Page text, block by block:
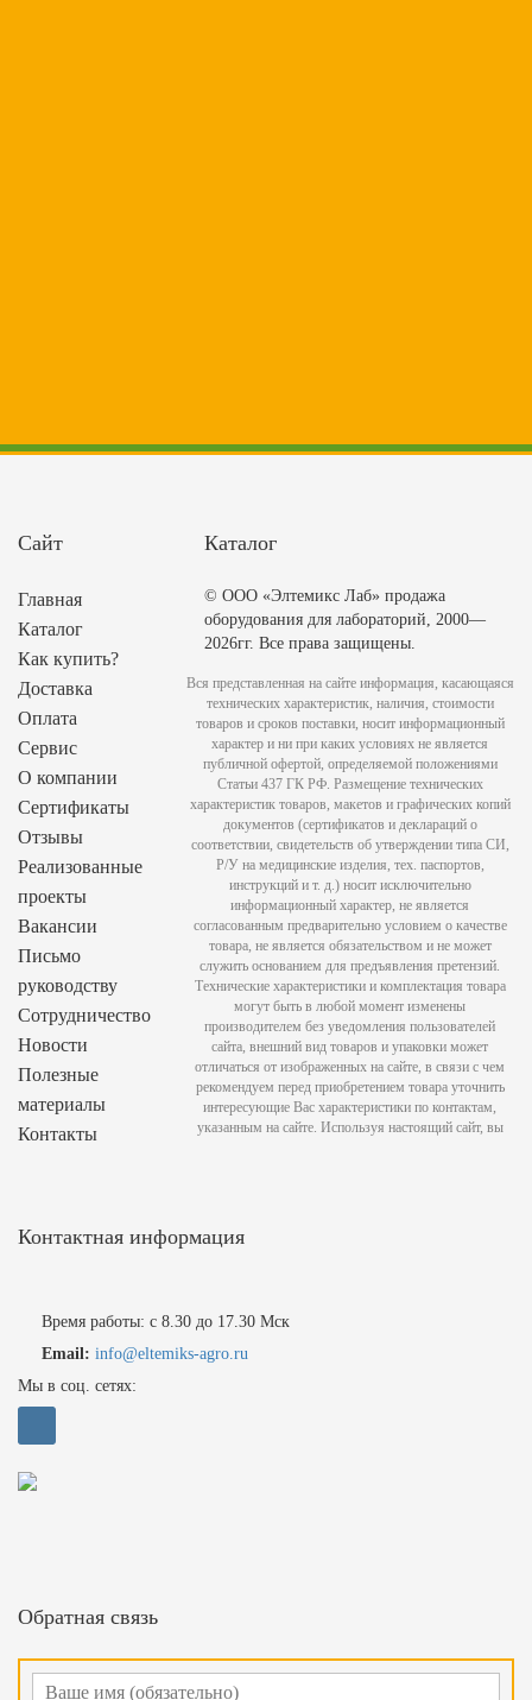
Сайт
Главная
Каталог
Как купить?
Доставка
Оплата
Сервис
О компании
Сертификаты
Отзывы
Реализованные
проекты
Вакансии
Письмо
руководству
Сотрудничество
Новости
Полезные
материалы
Контакты
Каталог
Контактная информация
Время работы: с 8.30 до 17.30 Мск
Email: info@eltemiks-agro.ru
Мы в соц. сетях:
Обратная связь
© ООО «Элтемикс Лаб» продажа
оборудования для лабораторий, 2000—
2026гг. Все права защищены.
Вся представленная на сайте информация, касающаяся
технических характеристик, наличия, стоимости
товаров и сроков поставки, носит информационный
характер и ни при каких условиях не является
публичной офертой, определяемой положениями
Статьи 437 ГК РФ. Размещение технических
характеристик товаров, макетов и графических копий
документов (сертификатов и деклараций о
соответствии, свидетельств об утверждении типа СИ,
Р/У на медицинские изделия, тех. паспортов,
инструкций и т. д.) носит исключительно
информационный характер, не является
согласованным предварительно условием о качестве
товара, не является обязательством и не может
служить основанием для предъявления претензий.
Технические характеристики и комплектация товара
могут быть в любой момент изменены
производителем без уведомления пользователей
сайта, внешний вид товаров и упаковки может
отличаться от изображенных на сайте, в связи с чем
рекомендуем перед приобретением товара уточнить
интересующие Вас характеристики по контактам,
указанным на сайте. Используя настоящий сайт, вы